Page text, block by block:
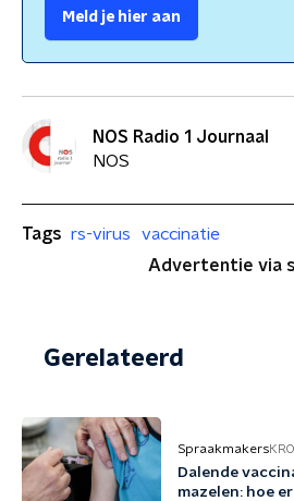
Meld je hier aan
NOS Radio 1 Journaal
NOS
Tags rs-virus
vaccinatie
Advertentie via
Gerelateerd
Spraakmakers
Dalende
mazelen: hoe